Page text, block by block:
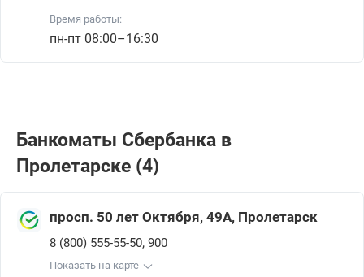
Время работы:
пн-пт 08:00–16:30
Банкоматы Сбербанкa в
Пролетарске (4)
просп. 50 лет Октября, 49А, Пролетарск
8 (800) 555-55-50, 900
Показать на карте